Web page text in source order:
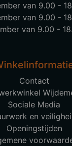
van 9.00 -
van 9.00 -
van 9.00 -
Contact
Sociale Media
en
Openingstijden